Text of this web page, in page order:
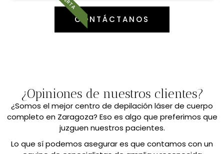
CONTÁCTANOS
¿Opiniones de nuestros clientes?
¿Somos el mejor centro de depilación láser de cuerpo
completo en Zaragoza? Eso es algo que preferimos que
juzguen nuestros pacientes.
Lo que sí podemos asegurar es que contamos con un